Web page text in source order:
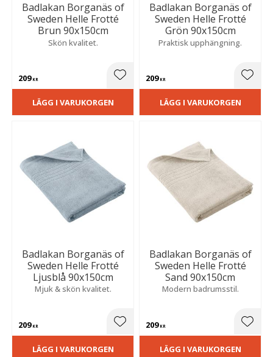
Badlakan Borganäs of
Sweden Helle Frotté
Brun 90x150cm
Skön kvalitet.
209KR Lägg till i favoriter
LÄGG I VARUKORGEN
Badlakan Borganäs of
Sweden Helle Frotté
Grön 90x150cm
Praktisk upphängning.
209KR
LÄGG I VARUKORGEN
Badlakan Borganäs of
Sweden Helle Frotté
Ljusblå 90x150cm
Mjuk & skön kvalitet.
209KR Lägg till i favoriter
LÄGG I VARUKORGEN
Badlakan Borganäs of
Sweden Helle Frotté
Sand 90x150cm
Modern badrumsstil.
209KR
LÄGG I VARUKORGEN